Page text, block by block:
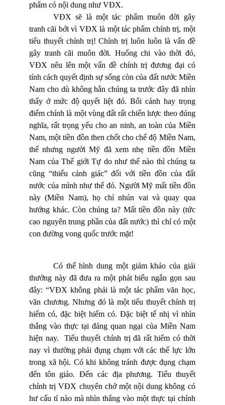
phẩm có nội dung như VĐX.
VĐX sẽ là một tác phẩm muôn đời gây
tranh cãi bởi vì VĐX là một tác phẩm chính trị, một
tiểu thuyết chính trị! Chính trị luôn luôn là vấn đề
gây tranh cãi muôn đời. Huống chi vào thời đó,
VĐX nêu lên một vấn đề chính trị đương đại có
tính cách quyết định sự sống còn của đất nước Miền
Nam cho dù không hẳn chúng ta trước đây đã nhìn
thấy ở mức độ quyết liệt đó. Bối cảnh hay trọng
điểm chính là một vùng đất rất chiến lược theo đúng
nghĩa, rất trọng yếu cho an ninh, an toàn của Miền
Nam, một tiền đồn then chốt cho chế độ Miền Nam,
thế nhưng người Mỹ đã xem nhẹ tiền đồn Miền
Nam của Thế giới Tự do như thế nào thì chúng ta
cũng “thiếu cảnh giác” đối với tiền đồn của đất
nước của mình như thế đó. Người Mỹ mất tiền đồn
này (Miền Nam), họ chỉ nhún vai và quay qua
hướng khác. Còn chúng ta? Mất tiền đồn này (tức
cao nguyên trung phần của đất nước) thì chỉ có một
con đường vong quốc trước mặt!
Có thể hình dung một giám khảo của giải
thưởng này đã đưa ra một phát biểu ngắn gọn sau
đây: “VĐX không phải là một tác phẩm văn học,
văn chương. Nhưng đó là một tiểu thuyết chính trị
hiếm có, đặc biệt hiếm có. Đặc biệt tế nhị vì nhìn
thẳng vào thực tại đáng quan ngại của Miền Nam
hiện nay. Tiểu thuyết chính trị đã rất hiếm có thời
nay vì thường phải đụng chạm với các thế lực lớn
trong xã hội. Có khi không tránh được đụng chạm
đến tôn giáo. Đến các địa phương. Tiểu thuyết
chính trị VĐX chuyên chở một nội dung không có
hư cấu tí nào mà nhìn thẳng vào một thực tại chính